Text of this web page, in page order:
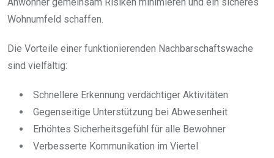
Anwohner gemeinsam Risiken minimieren und ein sicheres
Wohnumfeld schaffen.
Die Vorteile einer funktionierenden Nachbarschaftswache
sind vielfältig:
Schnellere Erkennung verdächtiger Aktivitäten
Gegenseitige Unterstützung bei Abwesenheit
Erhöhtes Sicherheitsgefühl für alle Bewohner
Verbesserte Kommunikation im Viertel